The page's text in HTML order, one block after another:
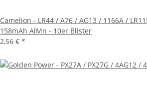
Camelion - LR44 / A76 / AG13 / 1166A /
158mAh AlMn - 10er Blister
2,56 € *